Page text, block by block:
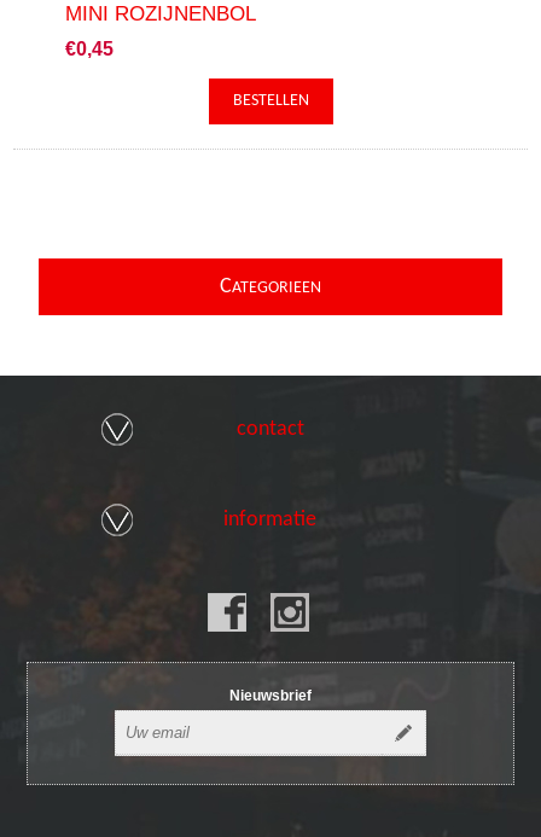
MINI ROZIJNENBOL
€0,45
CATEGORIEEN
contact
informatie
Nieuwsbrief